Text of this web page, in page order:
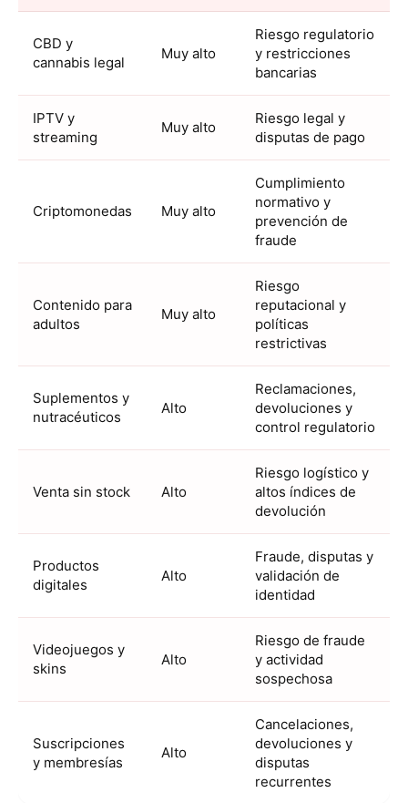
CBD y
cannabis legal
Muy alto
Riesgo regulatorio
y restricciones
bancarias
IPTV y
streaming
Muy alto
Riesgo legal y
disputas de pago
Criptomonedas Muy alto
Cumplimiento
normativo y
prevención de
fraude
Contenido para
adultos
Muy alto
Riesgo
reputacional y
políticas
restrictivas
Suplementos y
nutracéuticos
Alto
Reclamaciones,
devoluciones y
control regulatorio
Venta sin stock Alto
Riesgo logístico y
altos índices de
devolución
Productos
digitales
Alto
Fraude, disputas y
validación de
identidad
Videojuegos y
skins
Alto
Riesgo de fraude
y actividad
sospechosa
Suscripciones
y membresías
Alto
Cancelaciones,
devoluciones y
disputas
recurrentes